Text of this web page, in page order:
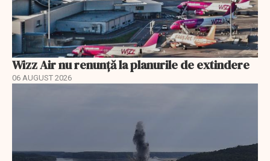
Wizz Air nu renunță la planurile de extindere
06 AUGUST 2026